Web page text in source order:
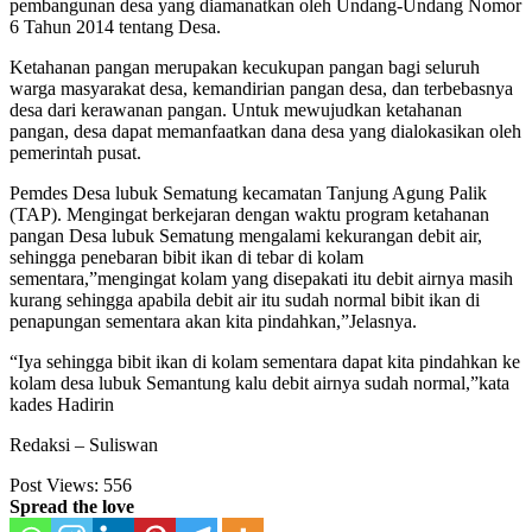
pembangunan desa yang diamanatkan oleh Undang-Undang Nomor
6 Tahun 2014 tentang Desa.
Ketahanan pangan merupakan kecukupan pangan bagi seluruh
warga masyarakat desa, kemandirian pangan desa, dan terbebasnya
desa dari kerawanan pangan. Untuk mewujudkan ketahanan
pangan, desa dapat memanfaatkan dana desa yang dialokasikan oleh
pemerintah pusat.
Pemdes Desa lubuk Sematung kecamatan Tanjung Agung Palik
(TAP). Mengingat berkejaran dengan waktu program ketahanan
pangan Desa lubuk Sematung mengalami kekurangan debit air,
sehingga penebaran bibit ikan di tebar di kolam
sementara,”mengingat kolam yang disepakati itu debit airnya masih
kurang sehingga apabila debit air itu sudah normal bibit ikan di
penapungan sementara akan kita pindahkan,”Jelasnya.
“Iya sehingga bibit ikan di kolam sementara dapat kita pindahkan ke
kolam desa lubuk Semantung kalu debit airnya sudah normal,”kata
kades Hadirin
Redaksi – Suliswan
Post Views: 556
Spread the love